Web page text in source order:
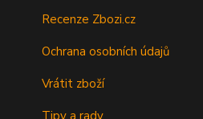
Recenze Zbozi.cz
Ochrana osobních údajů
Vrátit zboží